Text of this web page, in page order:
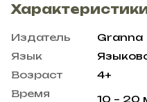
Издатель
Granna
Язык
Возраст
4+
Время
10 – 20